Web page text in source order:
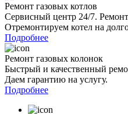
Ремонт газовых котлов
Сервисный центр 24/7.
Отремонтируем котел на
Подробнее
Ремонт газовых колонок
Быстрый и качественный
Даем гарантию на услугу.
Подробнее